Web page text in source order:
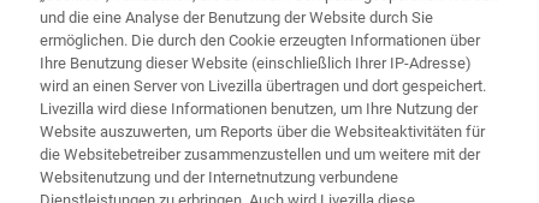
und die eine Analyse der Benutzung der Website durch Sie
ermöglichen. Die durch den Cookie erzeugten Informationen über
Ihre Benutzung dieser Website (einschließlich Ihrer IP-Adresse)
wird an einen Server von Livezilla übertragen und dort gespeichert.
Livezilla wird diese Informationen benutzen, um Ihre Nutzung der
Website auszuwerten, um Reports über die Websiteaktivitäten für
die Websitebetreiber zusammenzustellen und um weitere mit der
Websitenutzung und der Internetnutzung verbundene